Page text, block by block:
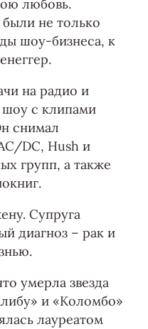
любовь.
не только
шоу-бизнеса, к
на радио и
с клипами
снимал
DC, Hush и
групп, а также
Супруга
диагноз – рак и
умерла звезда
и «Коломбо»
лауреатом